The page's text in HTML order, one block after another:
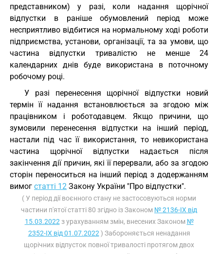
представником) у разі, коли надання щорічної
відпустки в раніше обумовлений період може
несприятливо відбитися на нормальному ході роботи
підприємства, установи, організації, та за умови, що
частина відпустки тривалістю не менше 24
календарних днів буде використана в поточному
робочому році.
У разі перенесення щорічної відпустки новий
термін її надання встановлюється за згодою між
працівником і роботодавцем. Якщо причини, що
зумовили перенесення відпустки на інший період,
настали під час її використання, то невикористана
частина щорічної відпустки надається після
закінчення дії причин, які її перервали, або за згодою
сторін переноситься на інший період з додержанням
вимог статті 12 Закону України "Про відпустки".
( У період дії воєнного стану не застосовуються норми
частини п'ятої статті 80 згідно із Законом № 2136-IX від
15.03.2022 з урахуванням змін, внесених Законом №
2352-IX від 01.07.2022 ) Забороняється ненадання
щорічних відпусток повної тривалості протягом двох